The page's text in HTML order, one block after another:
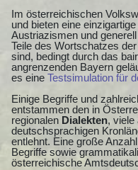
Im österreichischen
und bieten eine
Austriazismen und
Teile des Wortschatzes
sind, bedingt durch das
angrenzenden Bayern
es eine Testsimulation für
Einige Begriffe und
entstammen den in
regionalen Dialekten, viele
deutschsprachigen
entlehnt. Eine große
Begriffe sowie
österreichische